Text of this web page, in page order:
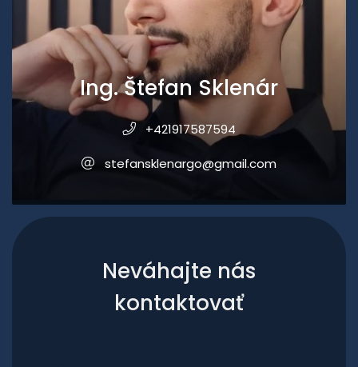
Ing. Štefan Sklenár
+421917587594
stefansklenargo@gmail.com
Neváhajte nás
kontaktovať